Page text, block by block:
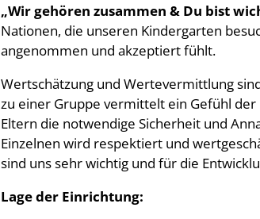
„Wir gehören zusammen & Du bist
Nationen, die unseren Kindergarten
angenommen und akzeptiert fühlt.
Wertschätzung und Wertevermittlung
zu einer Gruppe vermittelt ein Gefühl
Eltern die notwendige Sicherheit und
Einzelnen wird respektiert und
sind uns sehr wichtig und für die
Lage der Einrichtung: